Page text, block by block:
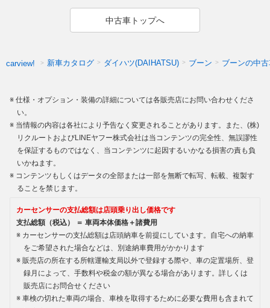
中古車トップへ
carview! 新車カタログ ダイハツ(DAIHATSU) ブーン ブーンの中
仕様・オプション・装備の詳細については各販売店にお問い合わせくださ
い。
当情報の内容は各社により予告なく変更されることがあります。また、(株)
リクルートおよびLINEヤフー株式会社は当コンテンツの完全性、無誤謬性
を保証するものではなく、当コンテンツに起因するいかなる損害の責も負
いかねます。
コンテンツもしくはデータの全部または一部を無断で転写、転載、複製す
ることを禁じます。
カーセンサーの支払総額は店頭乗り出し価格です
支払総額（税込） ＝ 車両本体価格＋諸費用
カーセンサーの支払総額は店頭納車を前提にしています。自宅への納車
をご希望された場合などは、別途納車費用がかかります
販売店の所在する所轄運輸支局以外で登録する際や、車の定置場所、登
録月によって、手数料や税金の額が異なる場合があります。詳しくは
販売店にお問合せください
車検の切れた車両の場合、車検を取得するために必要な費用も含まれて